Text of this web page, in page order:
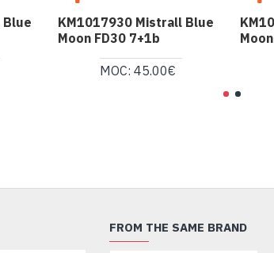
Blue
KM1017930 Mistrall Blue
Moon FD30 7+1b
MOC: 45.00€
FROM THE SAME BRAND